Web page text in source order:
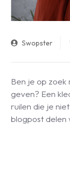
Swopster
Ben je op
geven? Een
ruilen die je
blogpost delen